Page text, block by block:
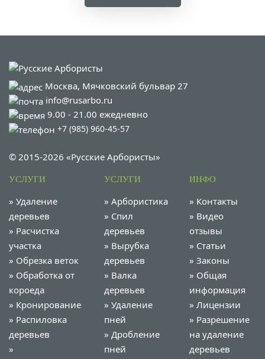
Москва, Мячковский бульвар 27
info@rusarbo.ru
9.00 - 21.00 ежедневно
+7 (985) 960-45-57
© 2015-2026 «Русские Арбористы»
УСЛУГИ
» Удаление
деревьев
» Расчистка
участка
» Обрезка веток
» Обработка от
короеда
» Кронирование
» Распиловка
деревьев
»
УСЛУГИ
» Арбористика
» Спил
деревьев
» Вырубка
деревьев
» Валка
деревьев
» Удаление
пней
» Дробление
пней
ИНФО
» Контакты
» Видео
отзывы
» Статьи
» Законы
» Общая
информация
» Лицензии
» Разрешение
на удаление
деревьев